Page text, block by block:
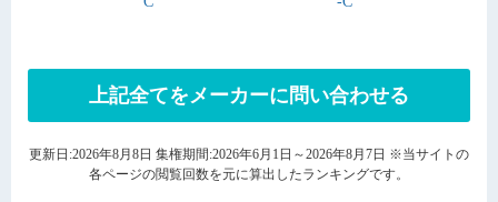
上記全てをメーカーに問い合わせる
更新日:2026年8月8日 集権期間:2026年6月1日～2026年8月7日 ※当サイトの
各ページの閲覧回数を元に算出したランキングです。